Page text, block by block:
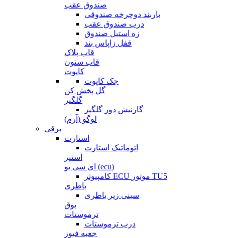
صندوق عقب
باربند دوچرخه صندوقی
درب صندوق عقب
زه استیل صندوق
قفل زاپاس بند
قاب پلاک
قاب ستون
کاپوت
جک کاپوت
گل پخش کن
گلگیر
گارنیش دور گلگیر
لوگو (آرم)
برقی
استارت
اتوماتیک استارت
استپر
ای سی یو (ecu)
کامپیوتر ECU موتور TU5
باطری
سینی زیر باطری
بوق
ترموستات
درب ترموستات
جعبه فیوز